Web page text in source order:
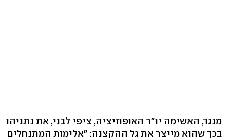
מנגד, האשימה יו"ר האופוזיציה, ציפי לבני, את נתניהו
בכך שהוא מייצר את גל ההקצנה: "אלימות המתנחלים